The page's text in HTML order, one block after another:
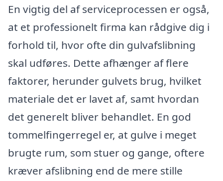
En vigtig del af serviceprocessen er også,
at et professionelt firma kan rådgive dig i
forhold til, hvor ofte din gulvafslibning
skal udføres. Dette afhænger af flere
faktorer, herunder gulvets brug, hvilket
materiale det er lavet af, samt hvordan
det generelt bliver behandlet. En god
tommelfingerregel er, at gulve i meget
brugte rum, som stuer og gange, oftere
kræver afslibning end de mere stille